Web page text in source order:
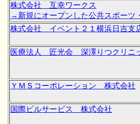
株式会社 互幸ワークス
→新規にオープンした公共スポーツ
株式会社 イベント２１横浜日吉支
医療法人 匠光会 深澤りつクリニ
ＹＭＳコーポレーション 株式会社
国際ビルサービス 株式会社